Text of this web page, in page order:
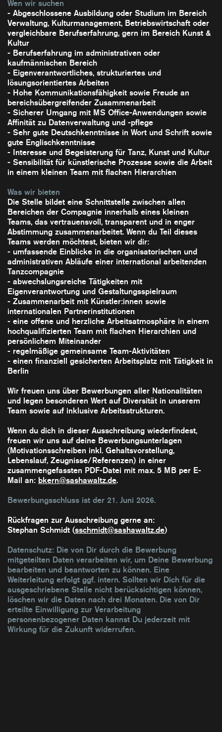
Wen wir suchen
- Abgeschlossene Ausbildung oder Studium im Bereich
Verwaltung, Kulturmanagement, Betriebswirtschaft oder
vergleichbare Berufserfahrung, gern im Bereich Kunst &
Kultur
- Berufserfahrung im administrativen oder
kaufmännischen Bereich
- Eigenverantwortliches, strukturiertes und
lösungsorientiertes Arbeiten
- Hohe Kommunikationsfähigkeit sowie Freude an
bereichsübergreifender Zusammenarbeit
- Sicherer Umgang mit MS Office-Anwendungen sowie
Affinität zu Datenverwaltung und -pflege
- Sehr gute Deutschkenntnisse in Wort und Schrift sowie
gute Englischkenntnisse
- Interesse und Begeisterung für Tanz, Kunst und Kultur
- Sensibilität für künstlerische Prozesse sowie die Arbeit
in einem kleinen Team mit flachen Hierarchien
Was wir bieten
​Die Stelle bildet eine Schnittstelle zwischen allen
Bereichen der Compagnie innerhalb eines kleinen
Teams, das vertrauensvoll, transparent und in enger
Abstimmung zusammenarbeitet. Wenn du Teil dieses
Teams werden möchtest, bieten wir dir:
- umfassende Einblicke in die organisatorischen und
administrativen Abläufe einer international arbeitenden
Tanzcompagnie
- abwechslungsreiche Tätigkeiten mit
Eigenverantwortung und Gestaltungsspielraum
- Zusammenarbeit mit Künstler:innen sowie
internationalen Partnerinstitutionen
- eine offene und herzliche Arbeitsatmosphäre in einem
hochqualifizierten Team mit flachen Hierarchien und
persönlichem Miteinander
- regelmäßige gemeinsame Team-Aktivitäten
- einen finanziell gesicherten Arbeitsplatz mit Tätigkeit in
Berlin
Wir freuen uns über Bewerbungen aller Nationalitäten
und legen besonderen Wert auf Diversität in unserem
Team sowie auf inklusive Arbeitsstrukturen.
Wenn du dich in dieser Ausschreibung wiederfindest,
freuen wir uns auf deine Bewerbungsunterlagen
(Motivationsschreiben inkl. Gehaltsvorstellung,
Lebenslauf, Zeugnisse/Referenzen) in einer
zusammengefassten PDF-Datei mit max. 5 MB per E-
Mail an: bkern@sashawaltz.de.
Bewerbungsschluss ist der 21. Juni 2026.
Rückfragen zur Ausschreibung gerne an:
Stephan Schmidt (sschmidt@sashawaltz.de)
Datenschutz: Die von Dir durch die Bewerbung
mitgeteilten Daten verarbeiten wir, um Deine Bewerbung
bearbeiten und beantworten zu können. Eine
Weiterleitung erfolgt ggf. intern. Sollten wir Dich für die
ausgeschriebene Stelle nicht berücksichtigen können,
löschen wir die Daten nach drei Monaten. Die von Dir
erteilte Einwilligung zur Verarbeitung
personenbezogener Daten kannst Du jederzeit mit
Wirkung für die Zukunft widerrufen.